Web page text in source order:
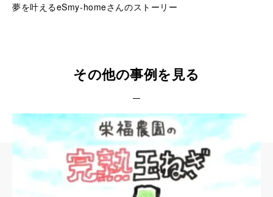
夢を叶えるeSmy-homeさんのストーリー
その他の事例を見る